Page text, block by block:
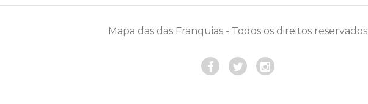
Mapa das das Franquias - Todos os direitos reservados